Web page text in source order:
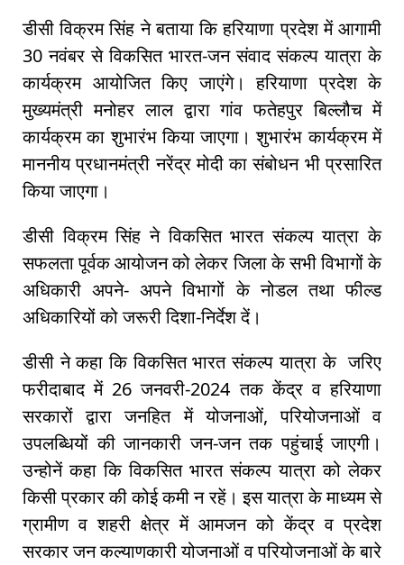
डीसी विक्रम सिंह ने बताया कि हरियाणा प्रदेश में आगामी
30 नवंबर से विकसित भारत-जन संवाद संकल्प यात्रा के
कार्यक्रम आयोजित किए जाएंगे। हरियाणा प्रदेश के
मुख्यमंत्री मनोहर लाल द्वारा गांव फतेहपुर बिल्लौच में
कार्यक्रम का शुभारंभ किया जाएगा। शुभारंभ कार्यक्रम में
माननीय प्रधानमंत्री नरेंद्र मोदी का संबोधन भी प्रसारित
किया जाएगा।
डीसी विक्रम सिंह ने विकसित भारत संकल्प यात्रा के
सफलता पूर्वक आयोजन को लेकर जिला के सभी विभागों के
अधिकारी अपने- अपने विभागों के नोडल तथा फील्ड
अधिकारियों को जरूरी दिशा-निर्देश दें।
डीसी ने कहा कि विकसित भारत संकल्प यात्रा के जरिए
फरीदाबाद में 26 जनवरी-2024 तक केंद्र व हरियाणा
सरकारों द्वारा जनहित में योजनाओं, परियोजनाओं व
उपलब्धियों की जानकारी जन-जन तक पहुंचाई जाएगी।
उन्होनें कहा कि विकसित भारत संकल्प यात्रा को लेकर
किसी प्रकार की कोई कमी न रहें। इस यात्रा के माध्यम से
ग्रामीण व शहरी क्षेत्र में आमजन को केंद्र व प्रदेश
सरकार जन कल्याणकारी योजनाओं व परियोजनाओं के बारे